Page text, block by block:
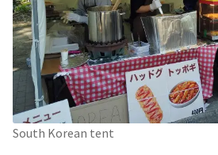
South Korean tent